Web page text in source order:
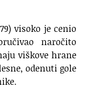
visoko je cenio
naročito
viškove hrane
odenuti gole